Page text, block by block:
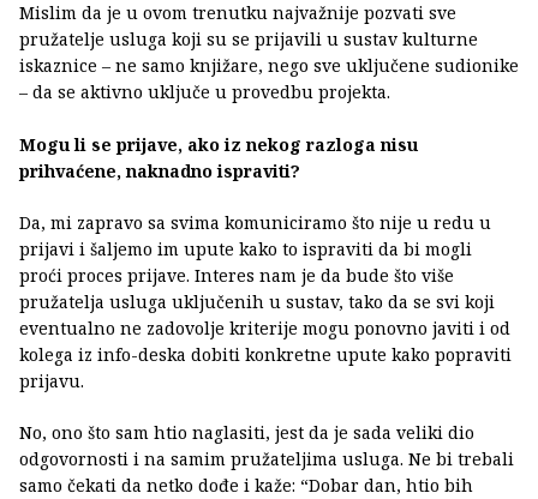
Mislim da je u ovom trenutku najvažnije pozvati sve
pružatelje usluga koji su se prijavili u sustav kulturne
iskaznice – ne samo knjižare, nego sve uključene sudionike
– da se aktivno uključe u provedbu projekta.
Mogu li se prijave, ako iz nekog razloga nisu
prihvaćene, naknadno ispraviti?
Da, mi zapravo sa svima komuniciramo što nije u redu u
prijavi i šaljemo im upute kako to ispraviti da bi mogli
proći proces prijave. Interes nam je da bude što više
pružatelja usluga uključenih u sustav, tako da se svi koji
eventualno ne zadovolje kriterije mogu ponovno javiti i od
kolega iz info-deska dobiti konkretne upute kako popraviti
prijavu.
No, ono što sam htio naglasiti, jest da je sada veliki dio
odgovornosti i na samim pružateljima usluga. Ne bi trebali
samo čekati da netko dođe i kaže: “Dobar dan, htio bih